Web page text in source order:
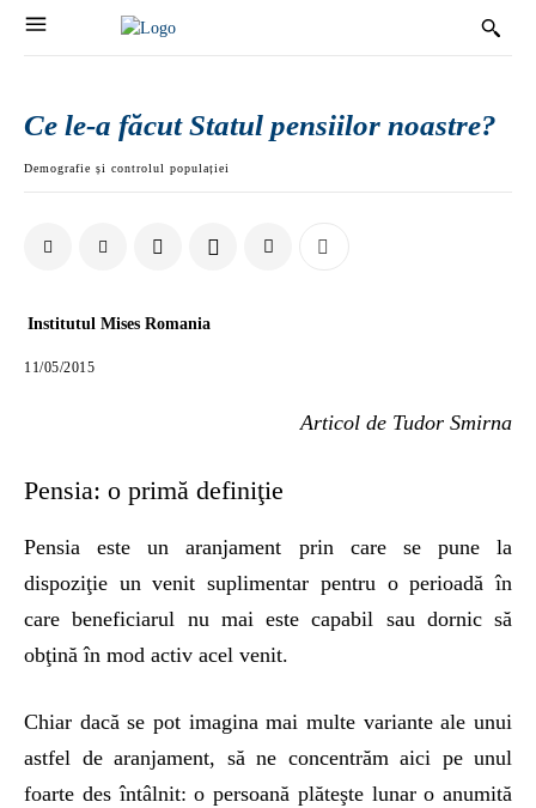
Ce le-a făcut Statul pensiilor noastre?
Demografie și controlul populației
Institutul Mises Romania
11/05/2015
Articol de Tudor Smirna
Pensia: o primă definiţie
Pensia este un aranjament prin care se pune la
dispoziţie un venit suplimentar pentru o perioadă în
care beneficiarul nu mai este capabil sau dornic să
obţină în mod activ acel venit.
Chiar dacă se pot imagina mai multe variante ale unui
astfel de aranjament, să ne concentrăm aici pe unul
foarte des întâlnit: o persoană plăteşte lunar o anumită